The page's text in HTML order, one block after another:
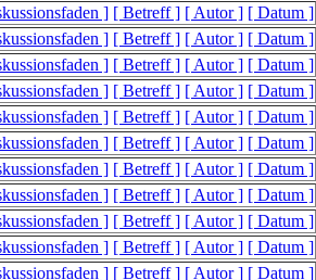
] [ Betreff ] [ Autor ] [ Datum ]
] [ Betreff ] [ Autor ] [ Datum ]
] [ Betreff ] [ Autor ] [ Datum ]
] [ Betreff ] [ Autor ] [ Datum ]
] [ Betreff ] [ Autor ] [ Datum ]
] [ Betreff ] [ Autor ] [ Datum ]
] [ Betreff ] [ Autor ] [ Datum ]
] [ Betreff ] [ Autor ] [ Datum ]
] [ Betreff ] [ Autor ] [ Datum ]
] [ Betreff ] [ Autor ] [ Datum ]
] [ Betreff ] [ Autor ] [ Datum ]